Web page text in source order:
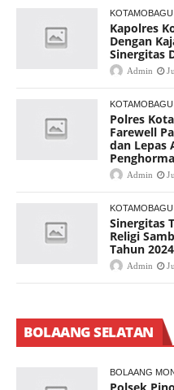
KOTAMOBAGU
Kapolres
Dengan
Sinergitas
Admin
KOTAMOBAGU
Polres
Farewell
dan Lepas
Admin
KOTAMOBAGU
Sinergitas
Religi
Tahun 2024
Admin
BOLAANG SELATAN
BOLAANG